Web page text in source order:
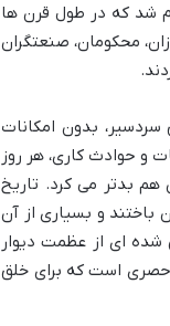
شد که در طول قرن ها
محکومان، صنعتگران
بدون امکانات
و حوادث کاری، هر روز
هم بدتر می کرد. تاریخ
باختند و بسیاری از آن
شده ای از عظمت دیوار
حصری است که برای خلق